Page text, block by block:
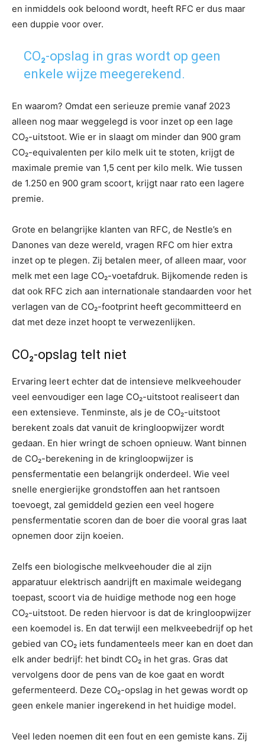
en inmiddels ook beloond wordt, heeft RFC er dus maar
een duppie voor over.
CO₂-opslag in gras wordt op geen
enkele wijze meegerekend.
En waarom? Omdat een serieuze premie vanaf 2023
alleen nog maar weggelegd is voor inzet op een lage
CO₂-uitstoot. Wie er in slaagt om minder dan 900 gram
CO₂-equivalenten per kilo melk uit te stoten, krijgt de
maximale premie van 1,5 cent per kilo melk. Wie tussen
de 1.250 en 900 gram scoort, krijgt naar rato een lagere
premie.
Grote en belangrijke klanten van RFC, de Nestle’s en
Danones van deze wereld, vragen RFC om hier extra
inzet op te plegen. Zij betalen meer, of alleen maar, voor
melk met een lage CO₂-voetafdruk. Bijkomende reden is
dat ook RFC zich aan internationale standaarden voor het
verlagen van de CO₂-footprint heeft gecommitteerd en
dat met deze inzet hoopt te verwezenlijken.
CO₂-opslag telt niet
Ervaring leert echter dat de intensieve melkveehouder
veel eenvoudiger een lage CO₂-uitstoot realiseert dan
een extensieve. Tenminste, als je de CO₂-uitstoot
berekent zoals dat vanuit de kringloopwijzer wordt
gedaan. En hier wringt de schoen opnieuw. Want binnen
de CO₂-berekening in de kringloopwijzer is
pensfermentatie een belangrijk onderdeel. Wie veel
snelle energierijke grondstoffen aan het rantsoen
toevoegt, zal gemiddeld gezien een veel hogere
pensfermentatie scoren dan de boer die vooral gras laat
opnemen door zijn koeien.
Zelfs een biologische melkveehouder die al zijn
apparatuur elektrisch aandrijft en maximale weidegang
toepast, scoort via de huidige methode nog een hoge
CO₂-uitstoot. De reden hiervoor is dat de kringloopwijzer
een koemodel is. En dat terwijl een melkveebedrijf op het
gebied van CO₂ iets fundamenteels meer kan en doet dan
elk ander bedrijf: het bindt CO₂ in het gras. Gras dat
vervolgens door de pens van de koe gaat en wordt
gefermenteerd. Deze CO₂-opslag in het gewas wordt op
geen enkele manier ingerekend in het huidige model.
Veel leden noemen dit een fout en een gemiste kans. Zij